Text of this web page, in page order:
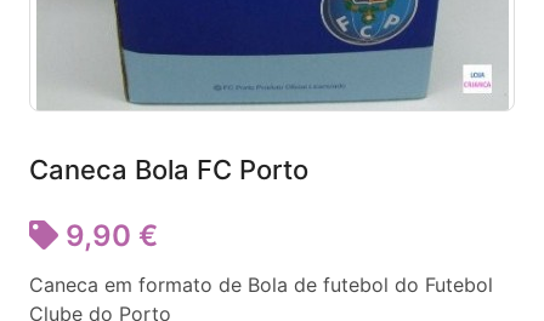
Caneca Bola FC Porto
9,90 €
Caneca em formato de Bola de futebol do Futebol
Clube do Porto